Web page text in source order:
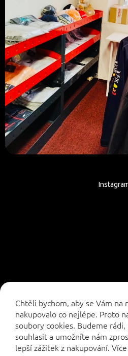
Chtěli bychom, aby se Vám na
nakupovalo co nejlépe. Proto
soubory cookies. Budeme
souhlasit a umožníte nám
lepší zážitek z nakupování.